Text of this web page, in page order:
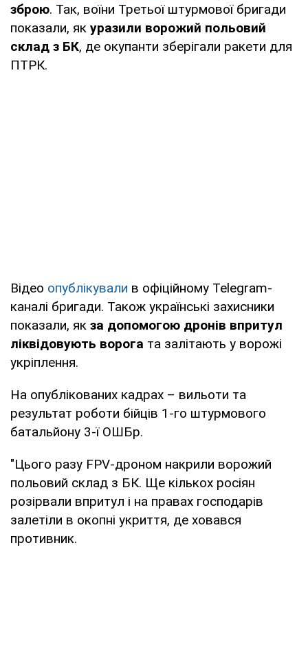
зброю. Так, воїни Третьої штурмової бригади
показали, як уразили ворожий польовий
склад з БК, де окупанти зберігали ракети для
ПТРК.
Відео опублікували в офіційному Telegram-
каналі бригади. Також українські захисники
показали, як за допомогою дронів впритул
ліквідовують ворога та залітають у ворожі
укріплення.
На опублікованих кадрах – вильоти та
результат роботи бійців 1-го штурмового
батальйону 3-ї ОШБр.
"Цього разу FPV-дроном накрили ворожий
польовий склад з БК. Ще кількох росіян
розірвали впритул і на правах господарів
залетіли в окопні укриття, де ховався
противник.